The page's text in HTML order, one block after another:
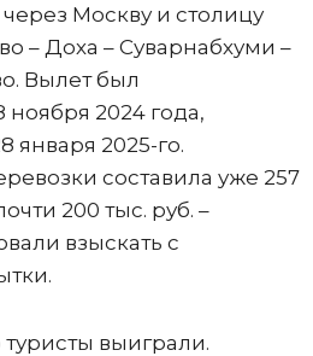
Москву и столицу
– Доха – Суварнабхуми –
Вылет был
2024 года,
января 2025-го.
составила уже 257
200 тыс. руб. –
взыскать с
выиграли.